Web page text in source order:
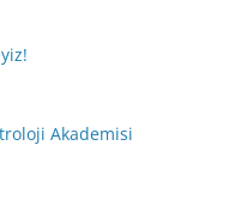
Akademisi